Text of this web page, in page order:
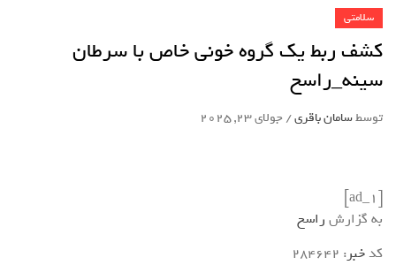
سلامتی
کشف ربط یک گروه خونی خاص با سرطان
سینه_راسخ
توسطسامان باقری/ جولای 23, 2025
[ad_1]
به گزارش راسخ
کدخبر: 284642